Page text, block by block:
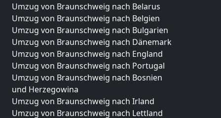
Umzug von Braunschweig nach Belarus
Umzug von Braunschweig nach Belgien
Umzug von Braunschweig nach Bulgarien
Umzug von Braunschweig nach Dänemark
Umzug von Braunschweig nach England
Umzug von Braunschweig nach Portugal
Umzug von Braunschweig nach Bosnien
und Herzegowina
Umzug von Braunschweig nach Irland
Umzug von Braunschweig nach Lettland